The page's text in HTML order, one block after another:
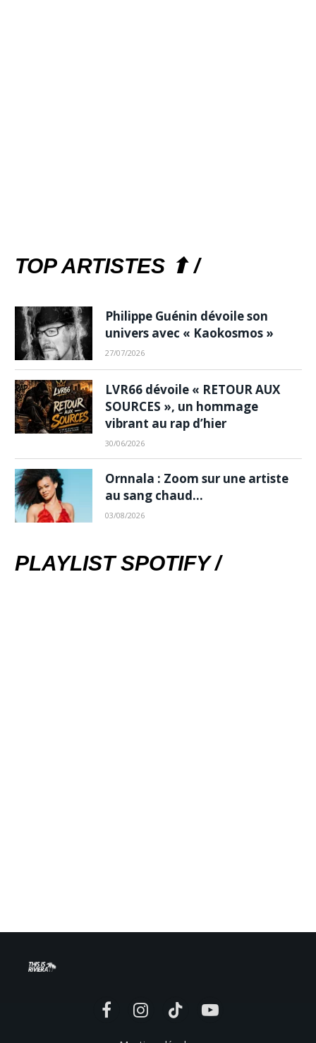
TOP ARTISTES ⬆ /
Philippe Guénin dévoile son
univers avec « Kaokosmos »
27/07/2026
LVR66 dévoile « RETOUR AUX
SOURCES », un hommage
vibrant au rap d’hier
30/06/2026
Ornnala : Zoom sur une artiste
au sang chaud…
03/08/2026
PLAYLIST SPOTIFY /
FacebookInstagramTikTok YouTube